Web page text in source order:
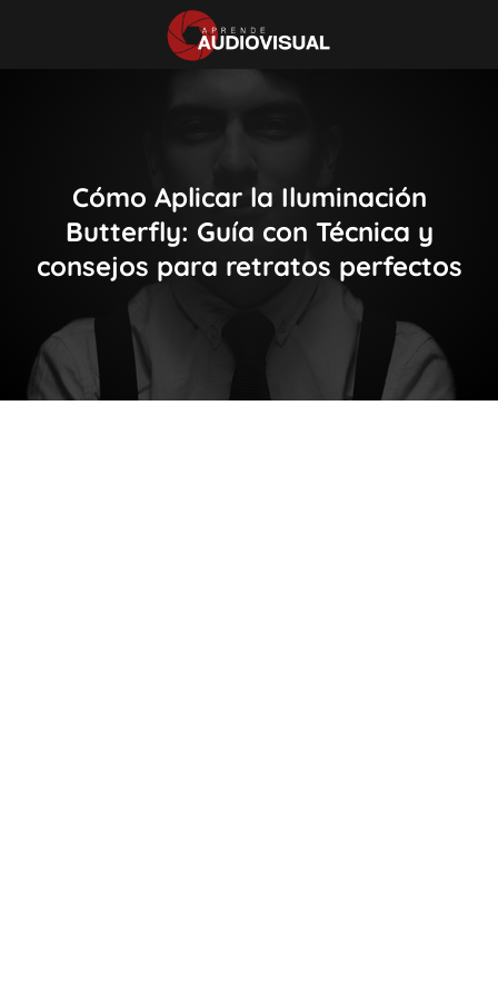
Cómo Aplicar la Iluminación
Butterfly: Guía con Técnica y
consejos para retratos perfectos